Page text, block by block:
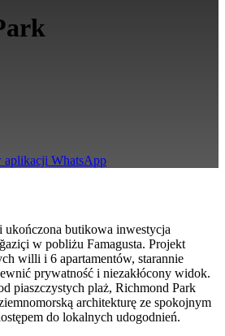
aplikacji WhatsApp
ukończona butikowa inwestycja
w pobliżu Famagusta. Projekt
willi i 6 apartamentów, starannie
prywatność i niezakłócony widok.
piaszczystych plaż, Richmond Park
architekturę ze spokojnym
do lokalnych udogodnień.